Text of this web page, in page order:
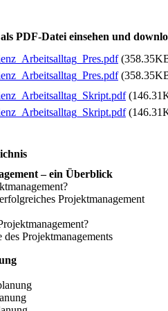
PDF-Datei einsehen und
– ein Überblick
Projektmanagement
des Projektmanagements